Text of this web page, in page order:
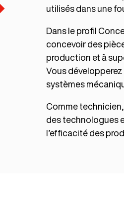
utilisés dans une
Dans le profil
concevoir des
production et à
Vous
systèmes
Comme
des technologues
l’efficacité des